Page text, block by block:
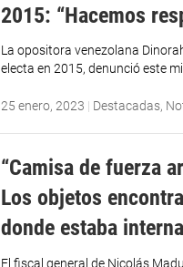
2015: “Hacemos
La opositora venezolana
electa en 2015, denunció este
25 enero, 2023 | Destacadas,
“Camisa de fuerza
Los objetos
donde estaba
El fiscal general de Nicolás